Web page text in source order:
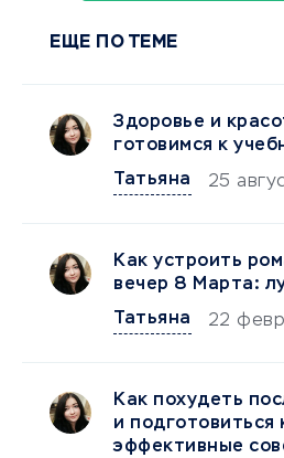
ЕЩЕ ПО ТЕМЕ
Здоровье и
готовимся к
Татьяна
25
Как устроить
вечер 8 Марта:
Татьяна
22
Как похудеть
и подготовиться
эффективные